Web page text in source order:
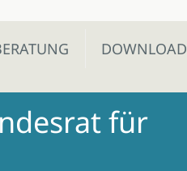
DOWNLOAD
für